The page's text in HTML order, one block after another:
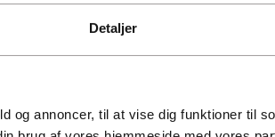
Detaljer
og annoncer, til at vise dig funktioner til
bookkeeping easier, faster and